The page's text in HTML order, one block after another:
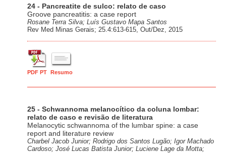
24 - Pancreatite de sulco: relato de caso
Groove pancreatitis: a case report
Rosane Terra Silva; Luís Gustavo Mapa Santos
Rev Med Minas Gerais; 25.4:613-615, Out/Dez, 2015
PDF PT Resumo
25 - Schwannoma melanocítico da coluna lombar:
relato de caso e revisão de literatura
Melanocytic schwannoma of the lumbar spine: a case
report and literature review
Charbel Jacob Junior; Rodrigo dos Santos Lugão; Igor Machado
Cardoso; José Lucas Batista Junior; Luciene Lage da Motta;